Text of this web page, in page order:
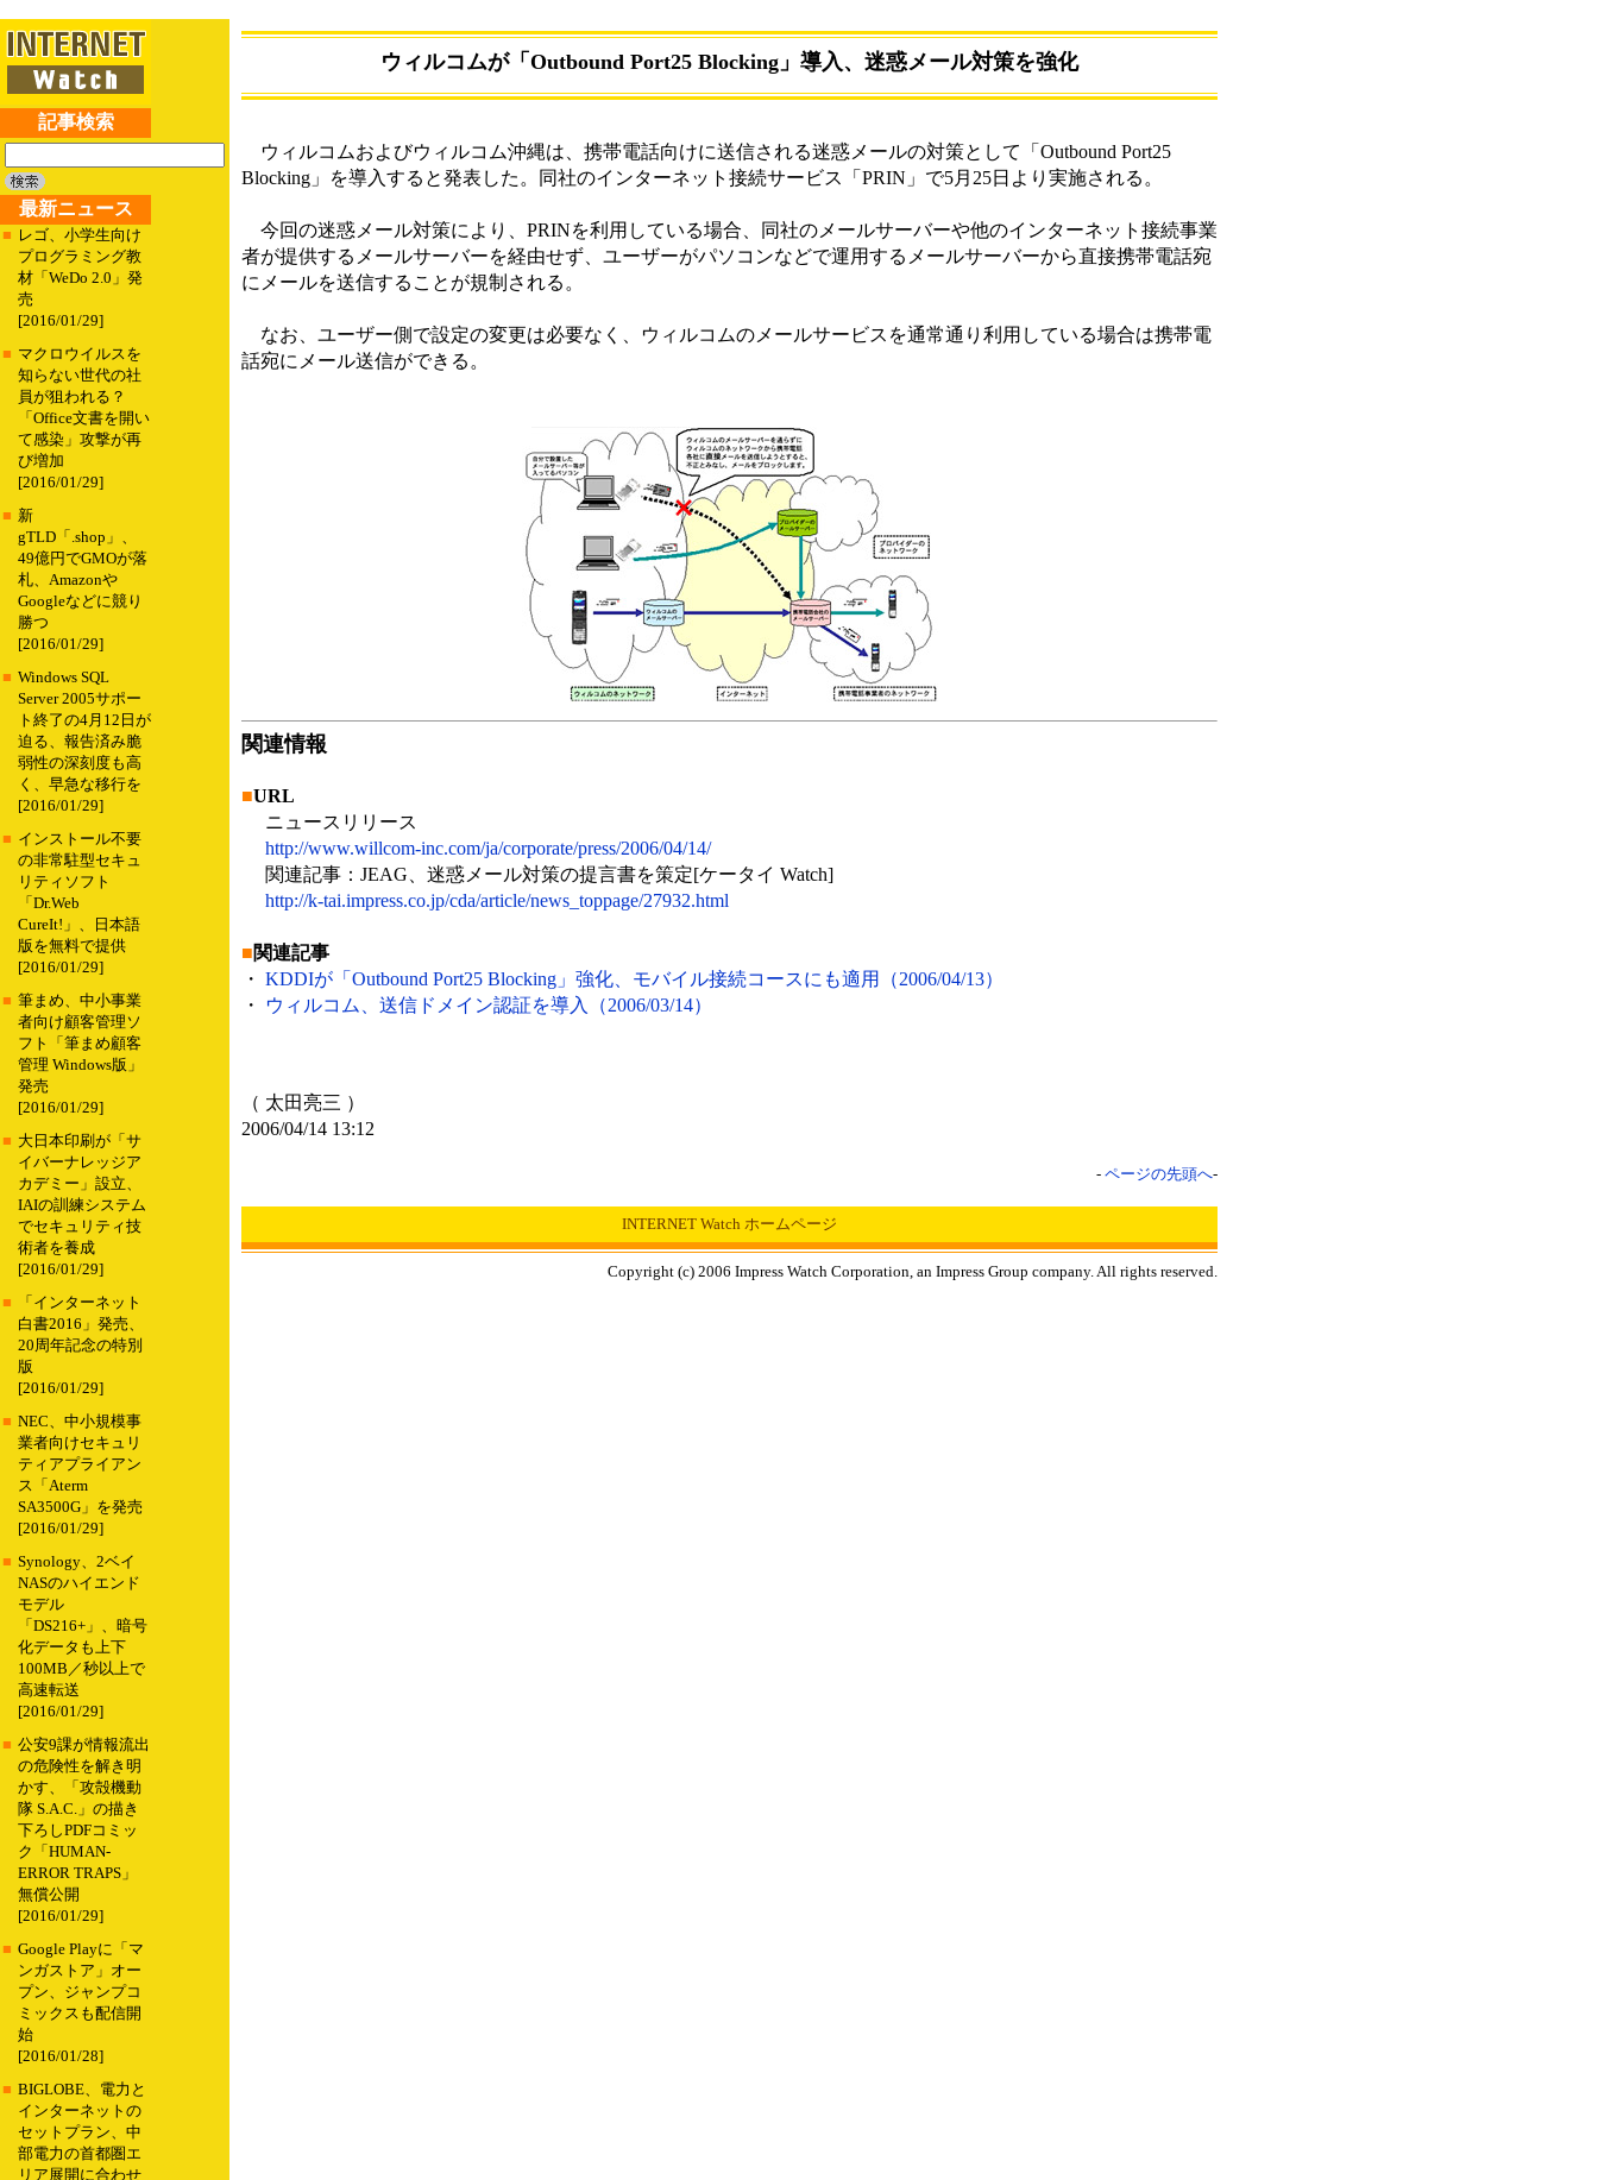
記事検索
最新ニュース
■ レゴ、小学生向け
プログラミング教
材「WeDo 2.0」発
売
[2016/01/29]
■ マクロウイルスを
知らない世代の社
員が狙われる？
「Office文書を開い
て感染」攻撃が再
び増加
[2016/01/29]
■ 新
gTLD「.shop」、
49億円でGMOが落
札、Amazonや
Googleなどに競り
勝つ
[2016/01/29]
■ Windows SQL
Server 2005サポー
ト終了の4月12日が
迫る、報告済み脆
弱性の深刻度も高
く、早急な移行を
[2016/01/29]
■ インストール不要
の非常駐型セキュ
リティソフト
「Dr.Web
CureIt!」、日本語
版を無料で提供
[2016/01/29]
■ 筆まめ、中小事業
者向け顧客管理ソ
フト「筆まめ顧客
管理 Windows版」
発売
[2016/01/29]
■ 大日本印刷が「サ
イバーナレッジア
カデミー」設立、
IAIの訓練システム
でセキュリティ技
術者を養成
[2016/01/29]
■
「インターネット
白書2016」発売、
20周年記念の特別
版
[2016/01/29]
■ NEC、中小規模事
業者向けセキュリ
ティアプライアン
ス「Aterm
SA3500G」を発売
[2016/01/29]
■ Synology、2ベイ
NASのハイエンド
モデル
「DS216+」、暗号
化データも上下
100MB／秒以上で
高速転送
[2016/01/29]
■ 公安9課が情報流出
の危険性を解き明
かす、「攻殻機動
隊 S.A.C.」の描き
下ろしPDFコミッ
ク「HUMAN-
ERROR TRAPS」
無償公開
[2016/01/29]
■ Google Playに「マ
ンガストア」オー
プン、ジャンプコ
ミックスも配信開
始
[2016/01/28]
■ BIGLOBE、電力と
インターネットの
セットプラン、中
部電力の首都圏エ
リア展開に合わせ
ウィルコムが「Outbound Port25 Blocking」導入、迷惑メール対策を強化
ウィルコムおよびウィルコム沖縄は、携帯電話向けに送信される迷惑メールの対策として「Outbound Port25
Blocking」を導入すると発表した。同社のインターネット接続サービス「PRIN」で5月25日より実施される。
今回の迷惑メール対策により、PRINを利用している場合、同社のメールサーバーや他のインターネット接続事業
者が提供するメールサーバーを経由せず、ユーザーがパソコンなどで運用するメールサーバーから直接携帯電話宛
にメールを送信することが規制される。
なお、ユーザー側で設定の変更は必要なく、ウィルコムのメールサービスを通常通り利用している場合は携帯電
話宛にメール送信ができる。
関連情報
■URL
ニュースリリース
http://www.willcom-inc.com/ja/corporate/press/2006/04/14/
関連記事：JEAG、迷惑メール対策の提言書を策定[ケータイ Watch]
http://k-tai.impress.co.jp/cda/article/news_toppage/27932.html
■関連記事
・ KDDIが「Outbound Port25 Blocking」強化、モバイル接続コースにも適用（2006/04/13）
・
ウィルコム、送信ドメイン認証を導入（2006/03/14）
（ 太田亮三 ）
2006/04/14 13:12
- ページの先頭へ-
INTERNET Watch ホームページ
Copyright (c) 2006 Impress Watch Corporation, an Impress Group company. All rights reserved.